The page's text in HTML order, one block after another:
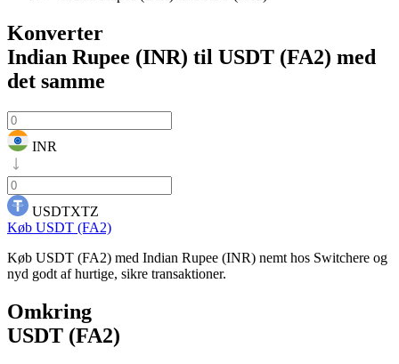
Konverter
Indian Rupee (INR) til USDT (FA2) med
det samme
INR
USDTXTZ
Køb USDT (FA2)
Køb USDT (FA2) med Indian Rupee (INR) nemt hos Switchere og
nyd godt af hurtige, sikre transaktioner.
Omkring
USDT (FA2)